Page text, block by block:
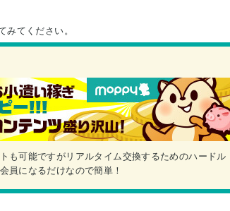
みてください。
も可能ですがリアルタイム交換するためのハードル
員になるだけなので簡単！